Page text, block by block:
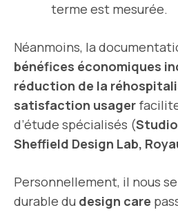
terme est mesurée.
Néanmoins, la
bénéfices économiques
réduction de la
satisfaction usager
d’étude spécialisés (
Sheffield Design Lab,
Personnellement, il nous
durable du design care